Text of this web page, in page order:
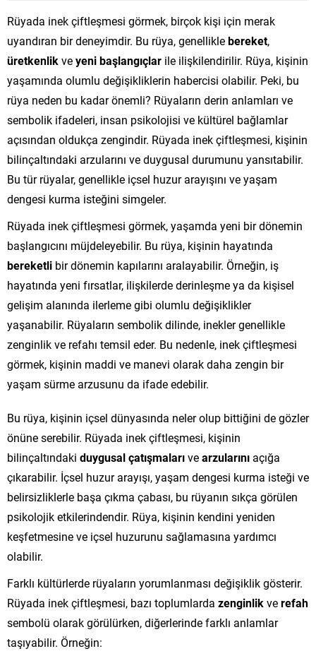
Rüyada inek çiftleşmesi görmek, birçok kişi için merak
uyandıran bir deneyimdir. Bu rüya, genelliklebereket,
üretkenlikveyeni başlangıçlar ile ilişkilendirilir. Rüya, kişinin
yaşamında olumlu değişikliklerin habercisi olabilir. Peki, bu
rüya neden bu kadar önemli? Rüyaların derin anlamları ve
sembolik ifadeleri, insan psikolojisi ve kültürel bağlamlar
açısından oldukça zengindir. Rüyada inek çiftleşmesi, kişinin
bilinçaltındaki arzularını ve duygusal durumunu yansıtabilir.
Bu tür rüyalar, genellikle içsel huzur arayışını ve yaşam
dengesi kurma isteğini simgeler.
Rüyada inek çiftleşmesi görmek, yaşamda yeni bir dönemin
başlangıcını müjdeleyebilir. Bu rüya, kişinin hayatında
bereketli bir dönemin kapılarını aralayabilir. Örneğin, iş
hayatında yeni fırsatlar, ilişkilerde derinleşme ya da kişisel
gelişim alanında ilerleme gibi olumlu değişiklikler
yaşanabilir. Rüyaların sembolik dilinde, inekler genellikle
zenginlik ve refahı temsil eder. Bu nedenle, inek çiftleşmesi
görmek, kişinin maddi ve manevi olarak daha zengin bir
yaşam sürme arzusunu da ifade edebilir.
Bu rüya, kişinin içsel dünyasında neler olup bittiğini de gözler
önüne serebilir. Rüyada inek çiftleşmesi, kişinin
bilinçaltındaki duygusal çatışmalarıvearzularını açığa
çıkarabilir. İçsel huzur arayışı, yaşam dengesi kurma isteği ve
belirsizliklerle başa çıkma çabası, bu rüyanın sıkça görülen
psikolojik etkilerindendir. Rüya, kişinin kendini yeniden
keşfetmesine ve içsel huzurunu sağlamasına yardımcı
olabilir.
Farklı kültürlerde rüyaların yorumlanması değişiklik gösterir.
Rüyada inek çiftleşmesi, bazı toplumlarda zenginlikverefah
sembolü olarak görülürken, diğerlerinde farklı anlamlar
taşıyabilir. Örneğin: